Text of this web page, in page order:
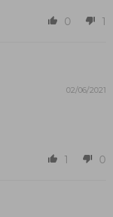
0 1
02/06/2021
1 0